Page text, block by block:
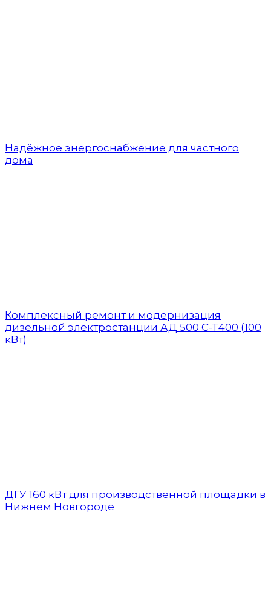
Надёжное энергоснабжение для частного
дома
Комплексный ремонт и модернизация
дизельной электростанции АД 500 C-T400 (100
кВт)
ДГУ 160 кВт для производственной площадки в
Нижнем Новгороде